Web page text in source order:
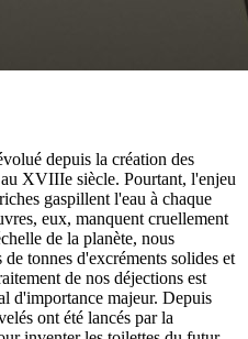
depuis la création des
XVIIIe siècle. Pourtant, l'enjeu
gaspillent l'eau à chaque
eux, manquent cruellement
de la planète, nous
tonnes d'excréments solides et
de nos déjections est
d'importance majeur. Depuis
ont été lancés par la